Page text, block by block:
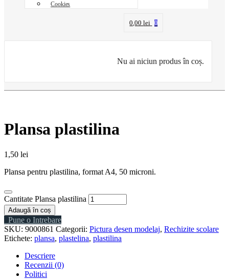
Cookies
0,00lei 0
Nu ai niciun produs în coș.
Plansa plastilina
1,50 lei
Plansa pentru plastilina, format A4, 50 microni.
Cantitate Plansa plastilina
Adaugă în coș
Pune o Intrebare
SKU: 9000861 Categorii: Pictura desen modelaj, Rechizite scolare
Etichete: plansa, plastelina, plastilina
Descriere
Recenzii (0)
Politici